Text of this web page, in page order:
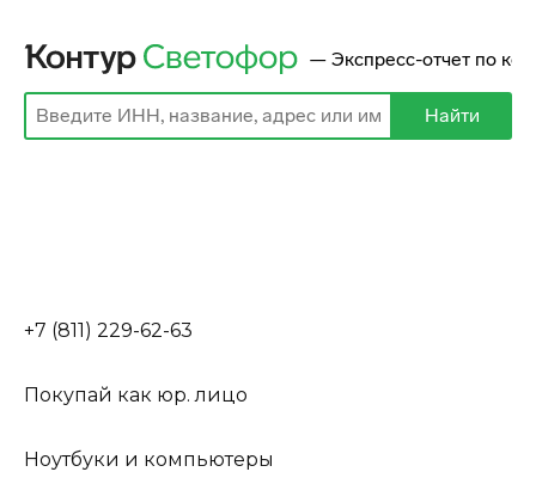
+7 (811) 229-62-63
Покупай как юр. лицо
Ноутбуки и компьютеры